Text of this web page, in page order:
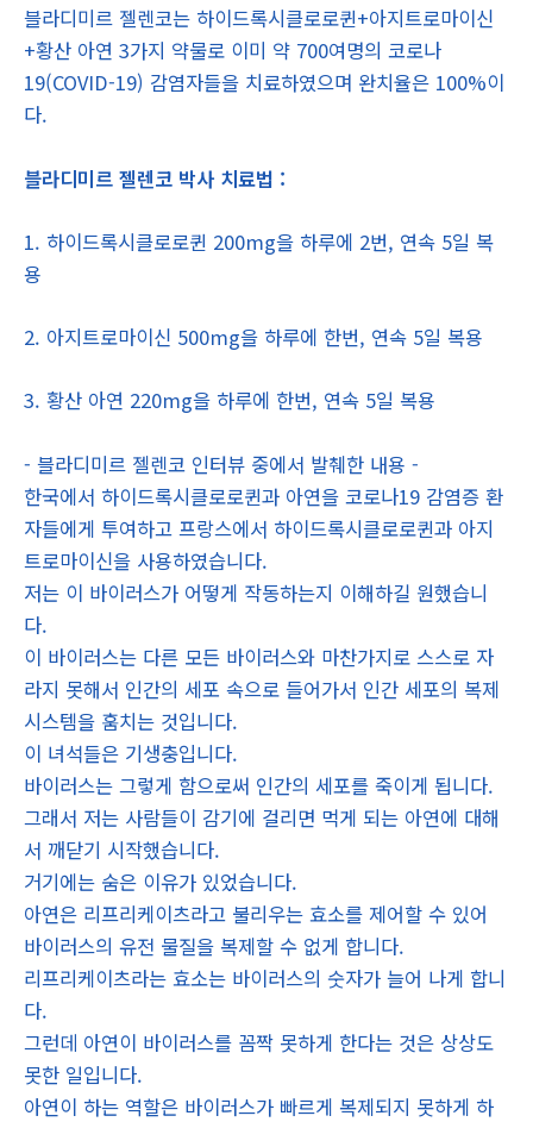
블라디미르 젤렌코는 하이드록시클로로퀸+아지트로마이신
+황산 아연 3가지 약물로 이미 약 700여명의 코로나
19(COVID-19) 감염자들을 치료하였으며 완치율은 100%이
다.
블라디미르 젤렌코 박사 치료법 :
1. 하이드록시클로로퀸 200mg을 하루에 2번, 연속 5일 복
용
2. 아지트로마이신 500mg을 하루에 한번, 연속 5일 복용
3. 황산 아연 220mg을 하루에 한번, 연속 5일 복용
- 블라디미르 젤렌코 인터뷰 중에서 발췌한 내용 -
한국에서 하이드록시클로로퀸과 아연을 코로나19 감염증 환
자들에게 투여하고 프랑스에서 하이드록시클로로퀸과 아지
트로마이신을 사용하였습니다.
저는 이 바이러스가 어떻게 작동하는지 이해하길 원했습니
다.
이 바이러스는 다른 모든 바이러스와 마찬가지로 스스로 자
라지 못해서 인간의 세포 속으로 들어가서 인간 세포의 복제
시스템을 훔치는 것입니다.
이 녀석들은 기생충입니다.
바이러스는 그렇게 함으로써 인간의 세포를 죽이게 됩니다.
그래서 저는 사람들이 감기에 걸리면 먹게 되는 아연에 대해
서 깨닫기 시작했습니다.
거기에는 숨은 이유가 있었습니다.
아연은 리프리케이츠라고 불리우는 효소를 제어할 수 있어
바이러스의 유전 물질을 복제할 수 없게 합니다.
리프리케이츠라는 효소는 바이러스의 숫자가 늘어 나게 합니
다.
그런데 아연이 바이러스를 꼼짝 못하게 한다는 것은 상상도
못한 일입니다.
아연이 하는 역할은 바이러스가 빠르게 복제되지 못하게 하